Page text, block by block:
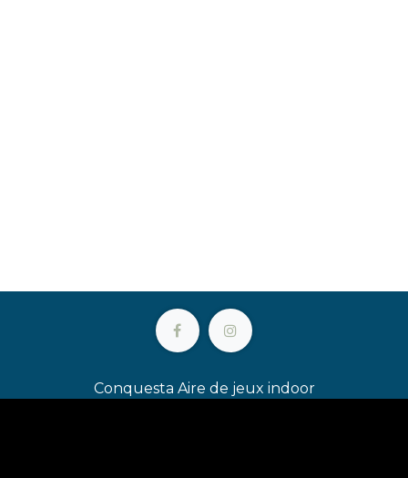
Conquesta Aire de jeux indoor